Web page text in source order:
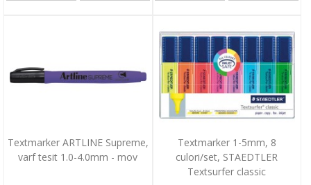
Textmarker ARTLINE Supreme,
varf tesit 1.0-4.0mm - mov
Textmarker 1-5mm, 8
culori/set, STAEDTLER
Textsurfer classic